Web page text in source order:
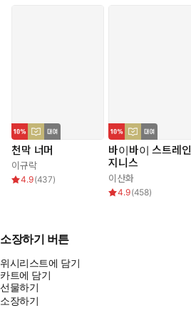
천막 너머
이규락
4.9(437)
바이바이 스트레인
지니스
이산화
4.9(458)
소장하기 버튼
위시리스트에 담기
카트에 담기
선물하기
소장하기